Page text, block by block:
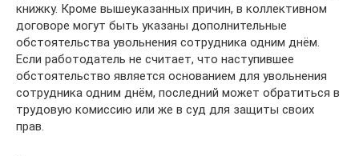
книжку. Кроме вышеуказанных причин, в коллективном
договоре могут быть указаны дополнительные
обстоятельства увольнения сотрудника одним днём.
Если работодатель не считает, что наступившее
обстоятельство является основанием для увольнения
сотрудника одним днём, последний может обратиться в
трудовую комиссию или же в суд для защиты своих
прав.